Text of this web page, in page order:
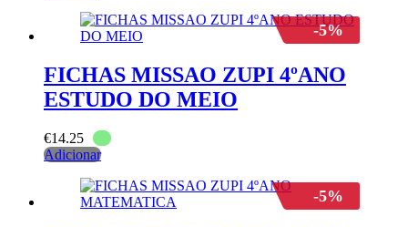
-5%
FICHAS MISSAO ZUPI 4ºANO
ESTUDO DO MEIO
€14.25
Adicionar
-5%